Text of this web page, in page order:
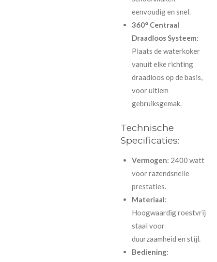
eenvoudig en snel.
360° Centraal
Draadloos Systeem:
Plaats de waterkoker
vanuit elke richting
draadloos op de basis,
voor ultiem
gebruiksgemak.
Technische
Specificaties:
Vermogen: 2400 watt
voor razendsnelle
prestaties.
Materiaal:
Hoogwaardig roestvrij
staal voor
duurzaamheid en stijl.
Bediening: